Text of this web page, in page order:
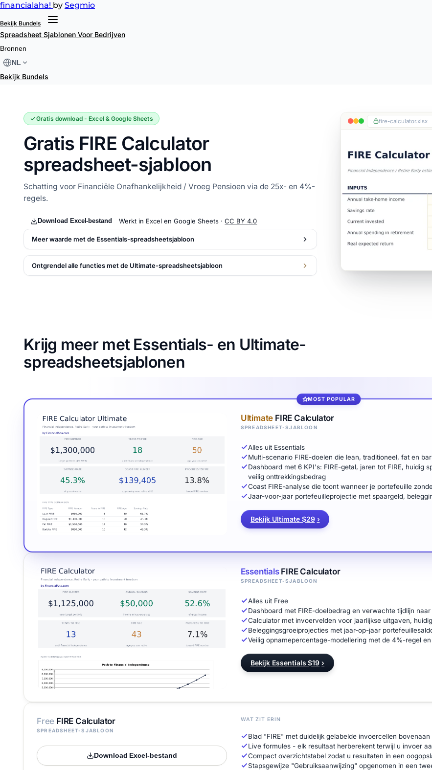
financialaha! by Segmio
Bekijk Bundels
Spreadsheet Sjablonen Voor Bedrijven
Bronnen
NL
Bekijk Bundels
FIRE Calculator
Gratis download - Excel & Google Sheets
Gratis FIRE Calculator
spreadsheet-sjabloon
Schatting voor Financiële Onafhankelijkheid / Vroeg Pensioen via de 25x- en 4%-
regels.
Download Excel-bestand Werkt in Excel en Google Sheets ·CC BY 4.0
Meer waarde met de Essentials-spreadsheetsjabloon
Ontgrendel alle functies met de Ultimate-spreadsheetsjabloon
fire-calculator.xlsx
Krijg meer met Essentials- en Ultimate-
spreadsheetsjablonen
Free FIRE Calculator
SPREADSHEET-SJABLOON
Download Excel-bestand
WAT ZIT ERIN
Blad "FIRE" met duidelijk gelabelde invoercellen bovenaan
Live formules - elk resultaat herberekent terwijl u invoer
Compact overzichtstabel zodat u resultaten in een
Stapsgewijze "Gebruiksaanwijzing" opgenomen in een
EssentialsFIRE Calculator
SPREADSHEET-SJABLOON
Alles uit Free
Dashboard met FIRE-doelbedrag en verwachte tijdlijn
Calculator met invoervelden voor jaarlijkse uitgaven,
Beleggingsgroeiprojecties met jaar-op-jaar
Veilig opnamepercentage-modellering met de 4%-regel
Bekijk Essentials $19 ›
MOST POPULAR
Ultimate FIRE Calculator
SPREADSHEET-SJABLOON
Alles uit Essentials
Multi-scenario FIRE-doelen die lean, traditioneel, fat en
Dashboard met 6 KPI's: FIRE-getal, jaren tot FIRE,
veilig onttrekkingsbedrag
Coast FIRE-analyse die toont wanneer je portefeuille
Jaar-voor-jaar portefeuilleprojectie met spaargeld,
Bekijk Ultimate $29 ›